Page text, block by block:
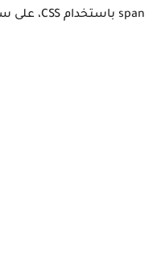
span باستخدام CSS، على سبيل المثال: